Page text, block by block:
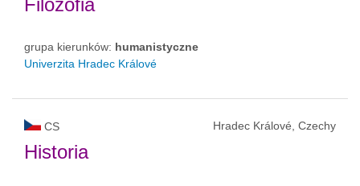
grupa kierunków: humanistyczne
Univerzita Hradec Králové
CS Hradec Králové, Czechy
Historia